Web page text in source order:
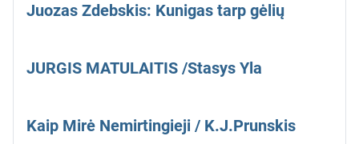
Juozas Zdebskis: Kunigas tarp gėlių
JURGIS MATULAITIS /Stasys Yla
Kaip Mirė Nemirtingieji / K.J.Prunskis